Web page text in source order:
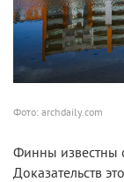
Фото: archdaily.com
Финны известны
Доказательств